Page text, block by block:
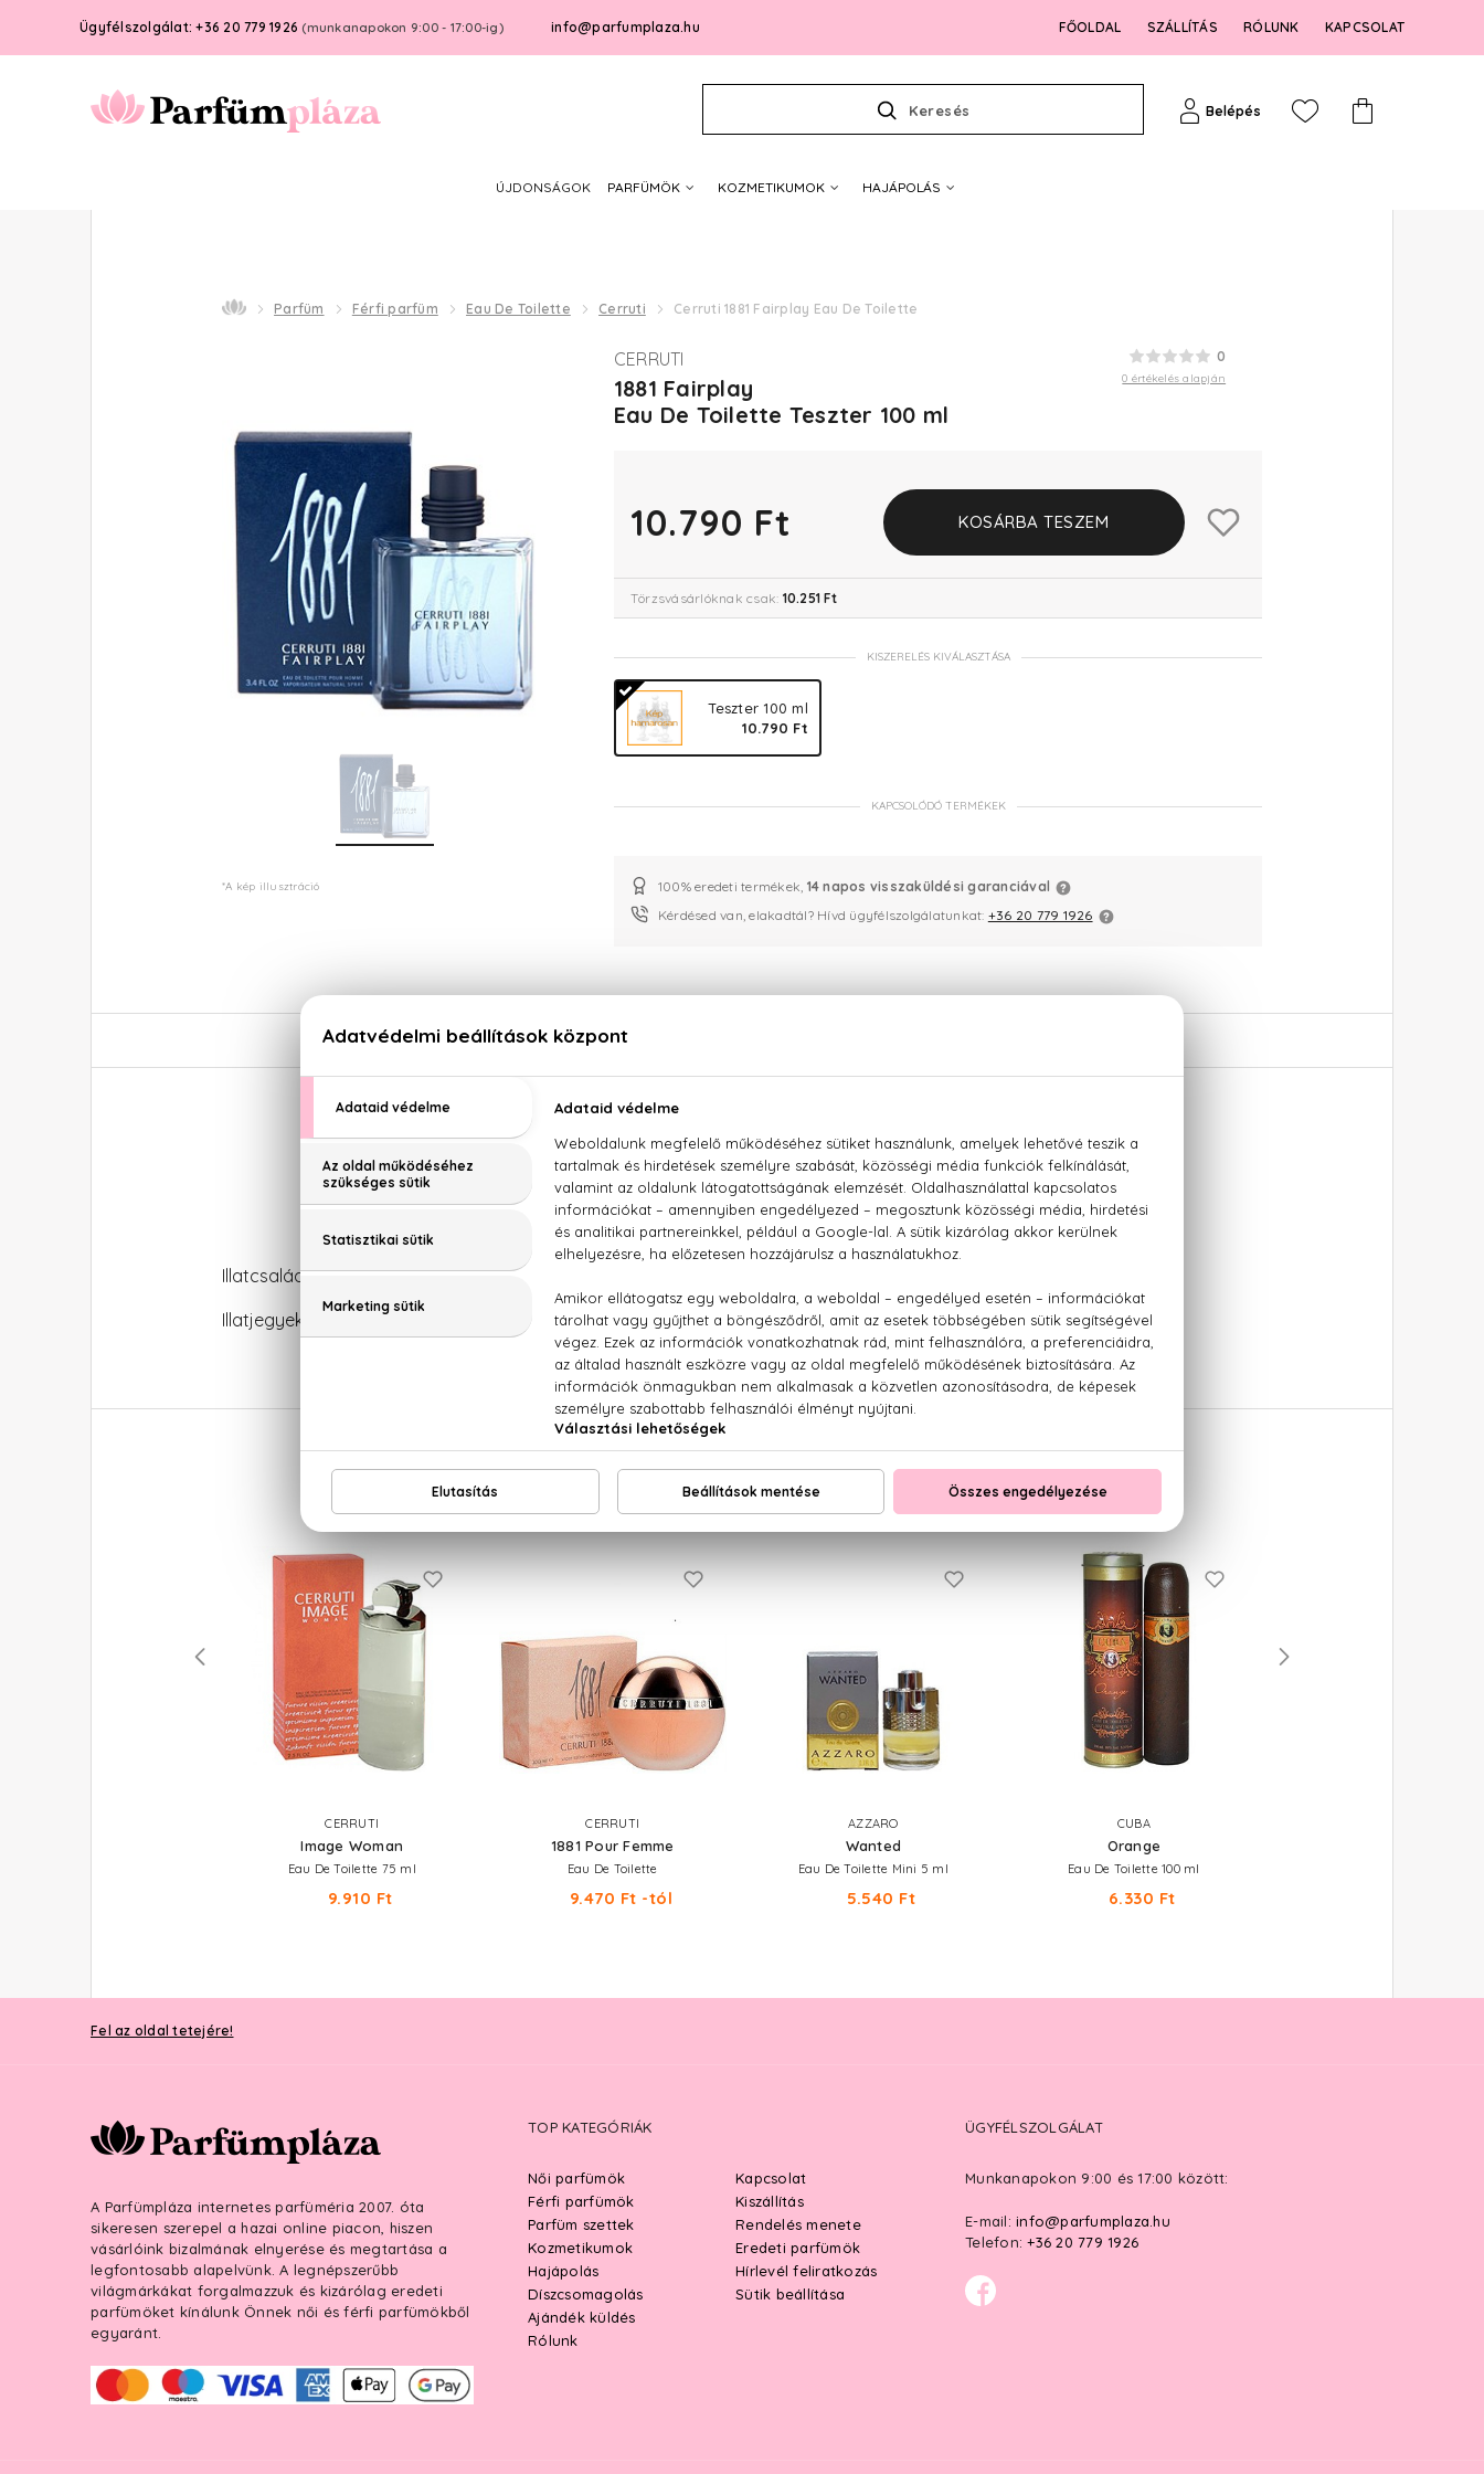
Ügyfélszolgálat: +36 20 779 1926 (munkanapokon 9:00 - 17:00-ig) info@parfumplaza.hu FŐOLDAL SZÁLLÍTÁS RÓLUNK KAPCSOLAT
Keresés Belépés
ÚJDONSÁGOK PARFÜMÖK KOZMETIKUMOK HAJÁPOLÁS
Parfüm Férfi parfüm Eau De Toilette Cerruti Cerruti 1881 Fairplay Eau De Toilette
*A kép illusztráció
0
0 értékelés alapján
CERRUTI
1881 Fairplay
Eau De Toilette Teszter 100 ml
10.790 Ft KOSÁRBA TESZEM
Törzsvásárlóknak csak: 10.251 Ft
KISZERELÉS KIVÁLASZTÁSA
Teszter 100 ml
10.790 Ft
KAPCSOLÓDÓ TERMÉKEK
100% eredeti termékek, 14 napos visszaküldési garanciával
Kérdésed van, elakadtál? Hívd ügyfélszolgálatunkat: +36 20 779 1926
LEÍRÁS
Cerruti 1881 Fairplay Eau De Toilette
Illatcsalád: Fás-fűszeres
Illatjegyek: Citrom, koriander, bors, rozmaring, szerecsendió, bazsalikom, szantálfa, pacsuli, tonkabab
NEKED AJÁNLJUK
CERRUTI
Image Woman
Eau De Toilette 75 ml
9.910 Ft
CERRUTI
1881 Pour Femme
Eau De Toilette
9.470 Ft -tól
AZZARO
Wanted
Eau De Toilette Mini 5 ml
5.540 Ft
CUBA
Orange
Eau De Toilette 100 ml
6.330 Ft
Fel az oldal tetejére!
A Parfümpláza internetes parfüméria 2007. óta
sikeresen szerepel a hazai online piacon, hiszen
vásárlóink bizalmának elnyerése és megtartása a
legfontosabb alapelvünk. A legnépszerűbb
világmárkákat forgalmazzuk és kizárólag eredeti
parfümöket kínálunk Önnek női és férfi parfümökből
egyaránt.
TOP KATEGÓRIÁK
Női parfümök
Férfi parfümök
Parfüm szettek
Kozmetikumok
Hajápolás
Díszcsomagolás
Ajándék küldés
Rólunk
Kapcsolat
Kiszállítás
Rendelés menete
Eredeti parfümök
Hírlevél feliratkozás
Sütik beállítása
ÜGYFÉLSZOLGÁLAT
Munkanapokon 9:00 és 17:00 között:
E-mail: info@parfumplaza.hu
Telefon: +36 20 779 1926